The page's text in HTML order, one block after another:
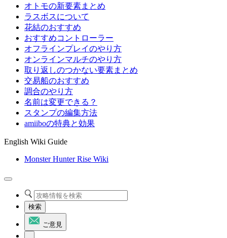
オトモの新要素まとめ
ラスボスについて
花結のおすすめ
おすすめコントローラー
オフラインプレイのやり方
オンラインマルチのやり方
取り返しのつかない要素まとめ
交易船のおすすめ
調合のやり方
名前は変更できる？
スタンプの編集方法
amiiboの特典と効果
English Wiki Guide
Monster Hunter Rise Wiki
検索
ご意見